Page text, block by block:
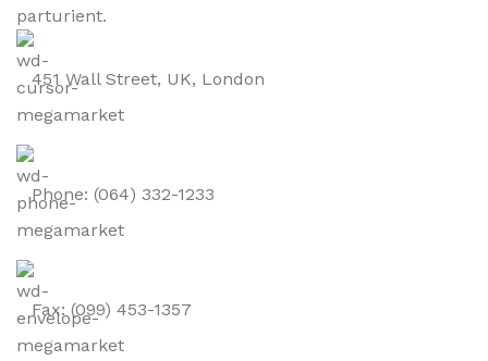
parturient.
451 Wall Street, UK, London
Phone: (064) 332-1233
Fax: (099) 453-1357